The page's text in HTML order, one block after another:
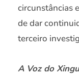
circunstâncias
de dar
terceiro
A Voz do Xingu